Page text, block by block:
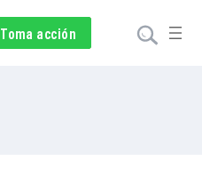
Toma acción
Subscríbete
Voluntariado
Donar